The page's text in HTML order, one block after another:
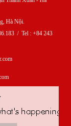
Hà Nội.
/ Tel : +84 243